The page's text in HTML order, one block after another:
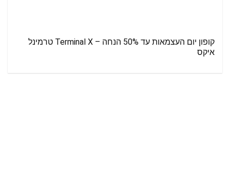
קופון יום העצמאות עד 50% הנחה – Terminal X טרמינל
איקס